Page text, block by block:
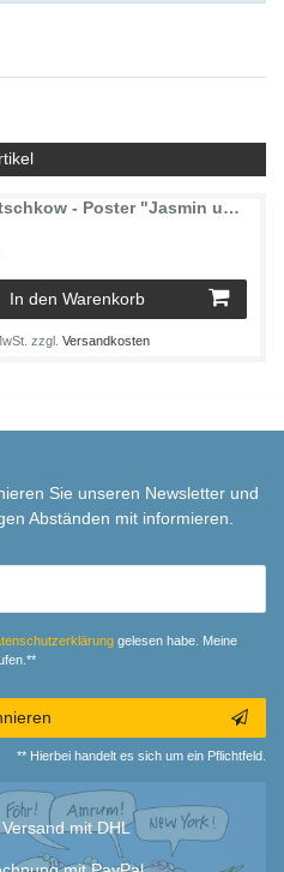
Peter Butschkow - Poster "Jasmin und Isabelle vom Inkassobüro" 420x594 mm
In den Warenkorb
zzgl.Versandkosten
Sie unseren Newsletter und
Abständen mit informieren.
gelesen habe. Meine
** Hierbei handelt es sich um ein Pflichtfeld.
mit DHL